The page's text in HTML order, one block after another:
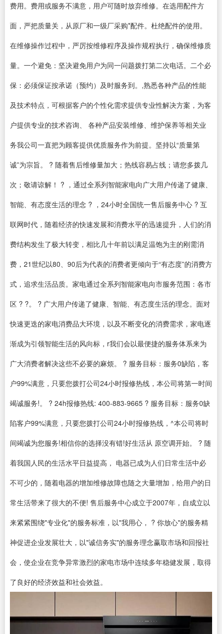
费用。费用或服务不满意，用户可随时放弃维修。在选用配件方
面，严把质量关，从原厂和一级厂采购*配件。杜绝配件的使用。
在维修操作过程中，严厉按维修程序及操作规程执行，确保维修质
量。一个避免：坚决避免用户为同一问题拨打第二次电话。二个必
保：必须保证按承诺（预约）及时服务到。,熟悉各种产品的性能
及技术特点，可根据客户的个性化需求提供专业性解决方案，为客
户提供专业的技术咨询、 各种产品安装维修、维护保养等相关业
务我公司一直把为顾客提供优质服务作为前提。坚持以“质量第
诚”为宗旨。 ? 随着售后维修量加大；热线容易占线；请您多拨几
次；敬请谅解！ ? ，通过全系列智能家电向广大用户传递了健康、
智能、有态度生活的理念 ? ，24小时全国统一售后服务中心 ? 互
联网时代，随着经济的快速发展和消费水平的迅速提升，人们的消
费结构发生了极大转变，相比几十年前以满足温饱为主的刚需消
费，21世纪以80、90后为代表的消费者更倾向于“有态度”的消费方
式，追求生活品质。家电通过全系列智能家电向市服务范围：各市
区 ? ?。 ? 广大用户传递了健康、智能、有态度生活的理念。面对
快速更迭的家电消费品大环境，以及不断变化的消费需求，家电逐
渐成为引领智能生活的风向标，r我们会以最便捷的服务体系来为
广大消费者解决这些不必要的麻烦。 ? 服务目标：服务0缺陷，客
户99%满意，只要您拨打公司24小时报修热线，本公司将第一时间
竭诚服务!。 ? 24h报修热线: 400-883-9665 ? 服务目标：服务0缺
陷客户99%满意，只要您拨打公司24小时报修热线，^本公司将时
间竭诚为您服务!相信你的选择没有错!好生活从 原空调开始。 ? 随
着我国人民的生活水平日益提高， 电器已成为人们日常生活中必
不可少的，随着电器的增加维修故障也随之大量增加，给用户的日
常生活带来了很大的不便! 售后服务中心成立于2007年，自成立以
来紧紧围绕"专业化"的服务标准，以"我用心， ? 你放心"的服务精
神促进企业发展壮大，以"诚信务实"的服务理念赢取市场和回报社
会，使企业在竞争异常激烈的家电市场中连续多年稳健发展，取得
了良好的经济效益和社会效益。